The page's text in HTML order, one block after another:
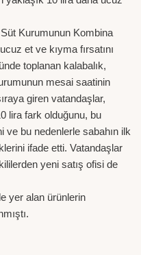
Kurumunun Kombina
et ve kıyma fırsatını
toplanan kalabalık,
mesai saatinin
giren vatandaşlar,
lira fark olduğunu, bu
bu nedenlerle sabahın ilk
ifade etti. Vatandaşlar
yeni satış ofisi de
yer alan ürünlerin